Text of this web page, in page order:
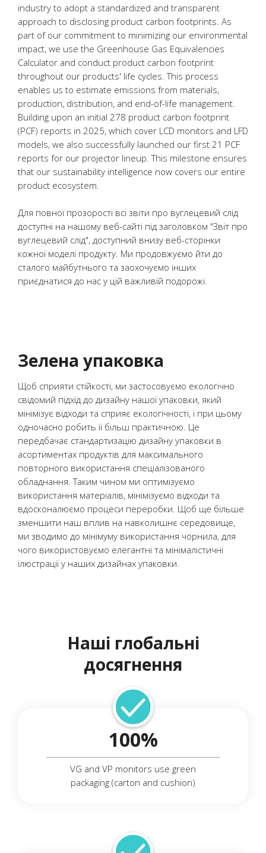
industry to adopt a standardized and transparent
approach to disclosing product carbon footprints. As
part of our commitment to minimizing our environmental
impact, we use the Greenhouse Gas Equivalencies
Calculator and conduct product carbon footprint
throughout our products' life cycles. This process
enables us to estimate emissions from materials,
production, distribution, and end-of-life management.
Building upon an initial 278 product carbon footprint
(PCF) reports in 2025, which cover LCD monitors and LFD
models, we also successfully launched our first 21 PCF
reports for our projector lineup. This milestone ensures
that our sustainability intelligence now covers our entire
product ecosystem.
Для повної прозорості всі звіти про вуглецевий слід
доступні на нашому веб-сайті під заголовком "Звіт про
вуглецевий слід", доступний внизу веб-сторінки
кожної моделі продукту. Ми продовжуємо йти до
сталого майбутнього та заохочуємо інших
приєднатися до нас у цій важливій подорожі.
Зелена упаковка
Щоб сприяти стійкості, ми застосовуємо екологічно
свідомий підхід до дизайну нашої упаковки, який
мінімізує відходи та сприяє екологічності, і при цьому
одночасно робить її більш практичною. Це
передбачає стандартизацію дизайну упаковки в
асортиментах продуктів для максимального
повторного використання спеціалізованого
обладнання. Таким чином ми оптимізуємо
використання матеріалів, мінімізуємо відходи та
вдосконалюємо процеси переробки. Щоб ще більше
зменшити наш вплив на навколишнє середовище,
ми зводимо до мінімуму використання чорнила, для
чого використовуємо елегантні та мінімалістичні
ілюстрації у наших дизайнах упаковки.
Наші глобальні
досягнення
100%
VG and VP monitors use green
packaging (carton and cushion)